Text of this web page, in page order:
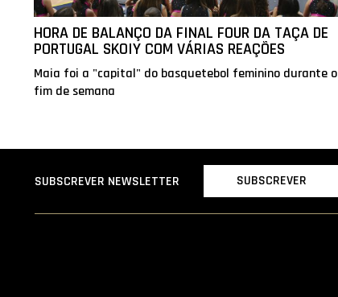
HORA DE BALANÇO DA FINAL FOUR DA TAÇA DE
PORTUGAL SKOIY COM VÁRIAS REAÇÕES
Maia foi a "capital" do basquetebol feminino durante o
fim de semana
SUBSCREVER NEWSLETTER SUBSCREVER